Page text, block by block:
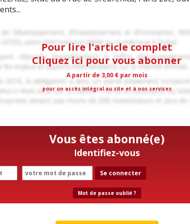
Pour lire l'article complet
Cliquez ici pour vous abonner
A partir de 3,00 € par mois
pour un accès intégral au site et à nos services
Vous êtes abonné(e)
Identifiez-vous
Se connecter
Mot de passe oublié ?